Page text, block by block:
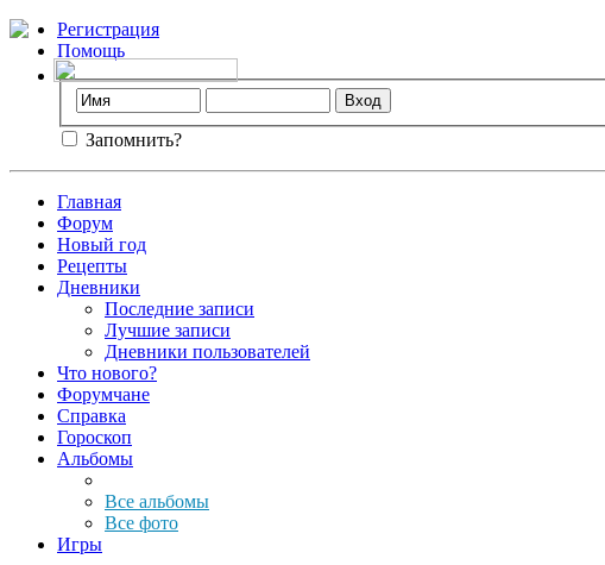
Регистрация
Помощь
Запомнить?
Главная
Форум
Новый год
Рецепты
Дневники
Последние записи
Лучшие записи
Дневники пользователей
Что нового?
Форумчане
Справка
Гороскоп
Альбомы
Все альбомы
Все фото
Игры